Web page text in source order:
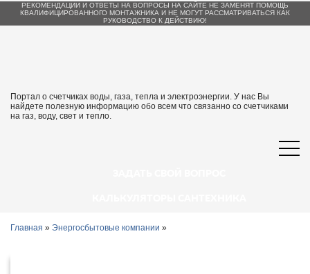
РЕКОМЕНДАЦИИ И ОТВЕТЫ НА ВОПРОСЫ НА САЙТЕ НЕ ЗАМЕНЯТ ПОМОЩЬ
КВАЛИФИЦИРОВАННОГО МОНТАЖНИКА И НЕ МОГУТ РАССМАТРИВАТЬСЯ КАК
РУКОВОДСТВО К ДЕЙСТВИЮ!
Портал о счетчиках воды, газа, тепла и электроэнергии. У нас Вы
найдете полезную информацию обо всем что связанно со счетчиками
на газ, воду, свет и тепло.
Главная » Энергосбытовые компании »